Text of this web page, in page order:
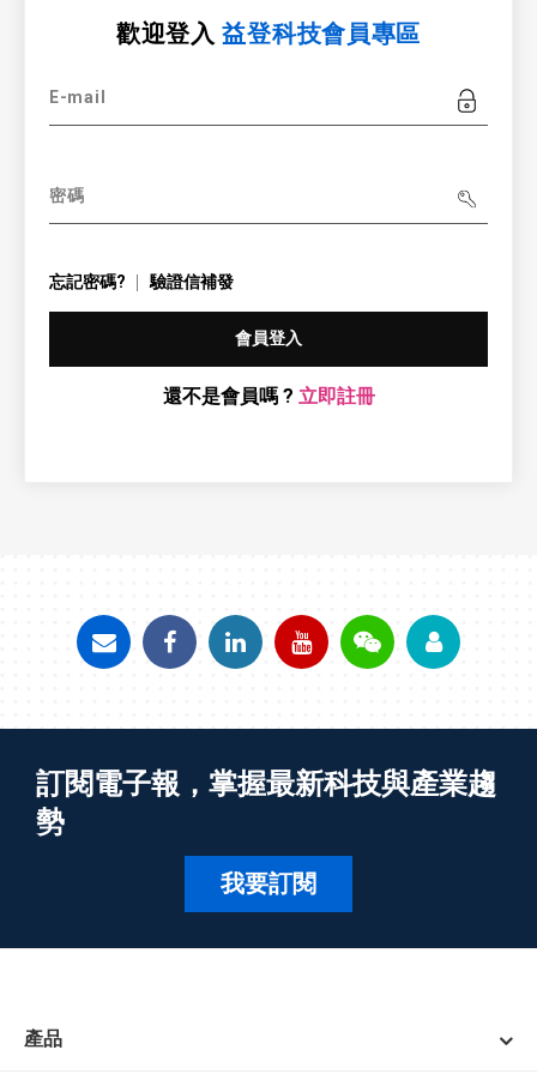
歡迎登入益登科技會員專區
E-mail
密碼
忘記密碼? 驗證信補發
會員登入
還不是會員嗎 ? 立即註冊
訂閱電子報，掌握最新科技與產業趨
勢
我要訂閱
產品